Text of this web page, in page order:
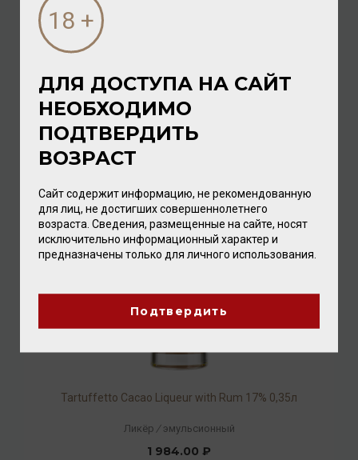
Tartuffetto Cacao Liqueur with Rum 17% 0,25л
Ликёр / эмульсионный
Tartuffetto Cacao Liqueur with Rum 17% 0,35л
Ликёр / эмульсионный
1 984.00 ₽
ДЛЯ ДОСТУПА НА САЙТ
НЕОБХОДИМО
ПОДТВЕРДИТЬ
ВОЗРАСТ
Сайт содержит информацию, не рекомендованную
для лиц, не достигших совершеннолетнего
возраста. Сведения, размещенные на сайте, носят
исключительно информационный характер и
предназначены только для личного использования.
Подтвердить